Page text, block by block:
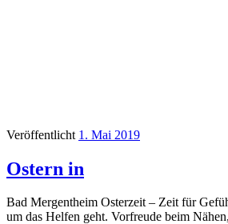
Veröffentlicht 1. Mai 2019
Ostern in
Bad Mergentheim Osterzeit – Zeit für
um das Helfen geht. Vorfreude beim